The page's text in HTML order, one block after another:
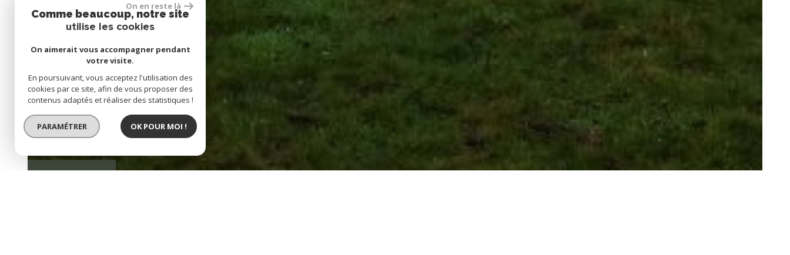
On en reste là
Comme beaucoup, notre site
utilise les cookies
On aimerait vous accompagner pendant
votre visite.
En poursuivant, vous acceptez l'utilisation des
cookies par ce site, afin de vous proposer des
contenus adaptés et réaliser des statistiques !
PARAMÉTRER OK POUR MOI !